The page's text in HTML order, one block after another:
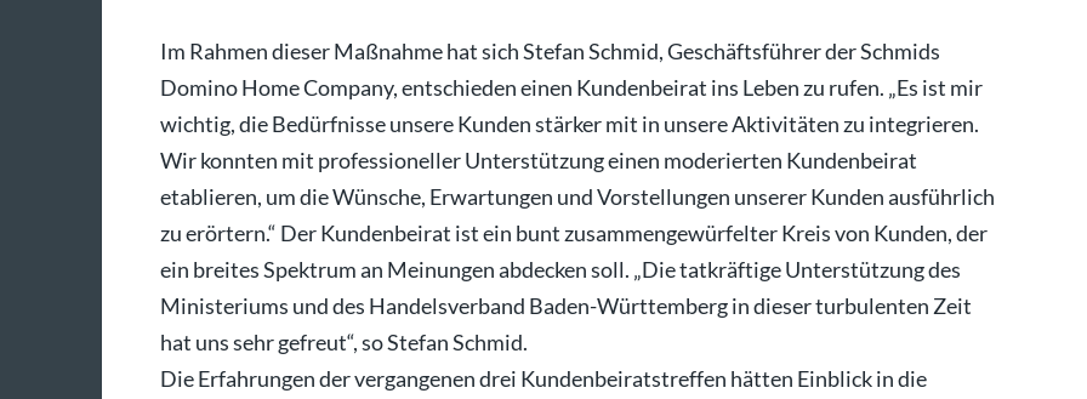
Im Rahmen dieser Maßnahme hat sich Stefan Schmid, Geschäftsführer der Schmids
Domino Home Company, entschieden einen Kundenbeirat ins Leben zu rufen. „Es ist mir
wichtig, die Bedürfnisse unsere Kunden stärker mit in unsere Aktivitäten zu integrieren.
Wir konnten mit professioneller Unterstützung einen moderierten Kundenbeirat
etablieren, um die Wünsche, Erwartungen und Vorstellungen unserer Kunden ausführlich
zu erörtern.“ Der Kundenbeirat ist ein bunt zusammengewürfelter Kreis von Kunden, der
ein breites Spektrum an Meinungen abdecken soll. „Die tatkräftige Unterstützung des
Ministeriums und des Handelsverband Baden-Württemberg in dieser turbulenten Zeit
hat uns sehr gefreut“, so Stefan Schmid.
Die Erfahrungen der vergangenen drei Kundenbeiratstreffen hätten Einblick in die